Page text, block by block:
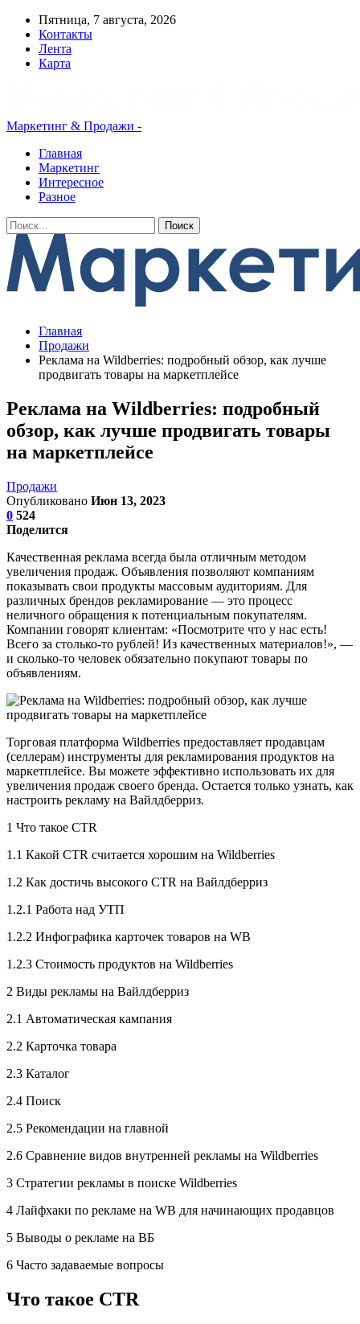
Пятница, 7 августа, 2026
Контакты
Лента
Карта
Маркетинг & Продажи -
Главная
Маркетинг
Интересное
Разное
Главная
Продажи
Реклама на Wildberries: подробный обзор, как лучше
продвигать товары на маркетплейсе
Реклама на Wildberries: подробный
обзор, как лучше продвигать товары
на маркетплейсе
Продажи
Опубликовано Июн 13, 2023
0 524
Поделится
Качественная реклама всегда была отличным методом
увеличения продаж. Объявления позволяют компаниям
показывать свои продукты массовым аудиториям. Для
различных брендов рекламирование — это процесс
неличного обращения к потенциальным покупателям.
Компании говорят клиентам: «Посмотрите что у нас есть!
Всего за столько-то рублей! Из качественных материалов!», —
и сколько-то человек обязательно покупают товары по
объявлениям.
Торговая платформа Wildberries предоставляет продавцам
(селлерам) инструменты для рекламирования продуктов на
маркетплейсе. Вы можете эффективно использовать их для
увеличения продаж своего бренда. Остается только узнать, как
настроить рекламу на Вайлдберриз.
1 Что такое CTR
1.1 Какой CTR считается хорошим на Wildberries
1.2 Как достичь высокого CTR на Вайлдберриз
1.2.1 Работа над УТП
1.2.2 Инфографика карточек товаров на WB
1.2.3 Стоимость продуктов на Wildberries
2 Виды рекламы на Вайлдберриз
2.1 Автоматическая кампания
2.2 Карточка товара
2.3 Каталог
2.4 Поиск
2.5 Рекомендации на главной
2.6 Сравнение видов внутренней рекламы на Wildberries
3 Стратегии рекламы в поиске Wildberries
4 Лайфхаки по рекламе на WB для начинающих продавцов
5 Выводы о рекламе на ВБ
6 Часто задаваемые вопросы
Что такое CTR